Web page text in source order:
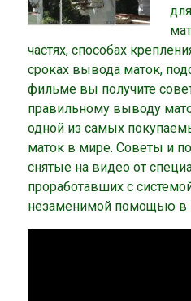
частях, способах
сроках вывода маток,
фильме вы получите
правильному выводу
одной из самых
маток в мире. Советы и
снятые на видео от
проработавших с
незаменимой помощью в